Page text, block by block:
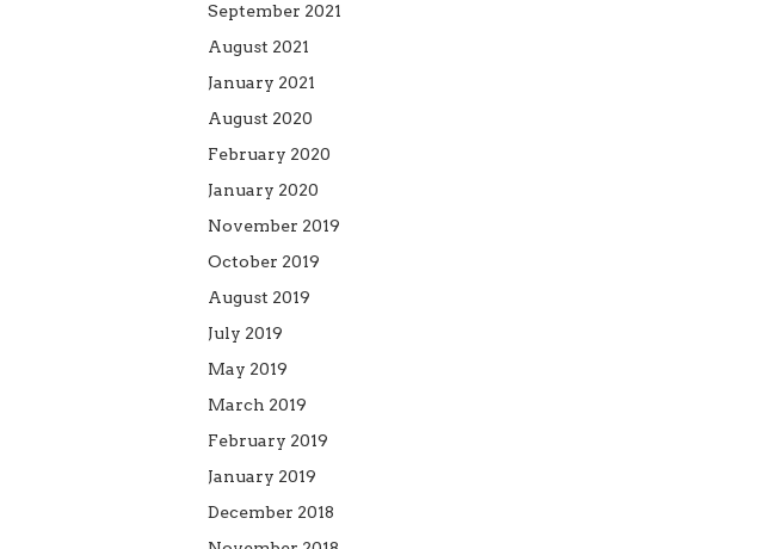
September 2021
August 2021
January 2021
August 2020
February 2020
January 2020
November 2019
October 2019
August 2019
July 2019
May 2019
March 2019
February 2019
January 2019
December 2018